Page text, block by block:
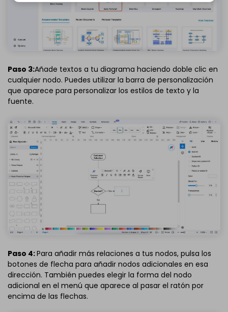
abajo.
Paso 3:Añade textos a tu diagrama haciendo doble clic en
cualquier nodo. Puedes utilizar la barra de personalización
que aparece para personalizar los estilos de texto y la
fuente.
Paso 4:Para añadir más relaciones a tus nodos, pulsa los
botones de flecha para añadir nodos adicionales en esa
dirección. También puedes elegir la forma del nodo
adicional en el menú que aparece al pasar el ratón por
encima de las flechas.